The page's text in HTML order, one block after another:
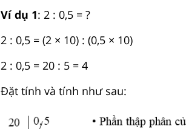
Ví dụ 1: 2 : 0,5 = ?
2 : 0,5 = (2 × 10) : (0,5 × 10)
2 : 0,5 = 20 : 5 = 4
Đặt tính và tính như sau: